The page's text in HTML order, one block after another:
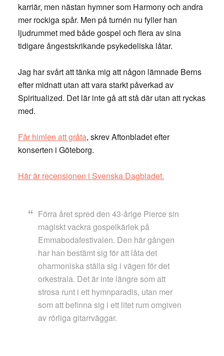
karriär, men nästan hymner som Harmony och andra
mer rockiga spår. Men på turnén nu fyller han
ljudrummet med både gospel och flera av sina
tidigare ångestskrikande psykedeliska låtar.
Jag har svårt att tänka mig att någon lämnade Berns
efter midnatt utan att vara starkt påverkad av
Spiritualized. Det lär inte gå att stå där utan att ryckas
med.
Får himlen att gråta, skrev Aftonbladet efter
konserten i Göteborg.
Här är recensionen i Svenska Dagbladet.
Förra året spred den 43-årige Pierce sin
magiskt vackra gospelkärlek på
Emmabodafestivalen. Den här gången
har han bestämt sig för att låta det
oharmoniska ställa sig i vägen för det
orkestrala. Det är inte längre som att
strosa runt i ett hymnparadis, utan mer
som att befinna sig i ett litet rum omgiven
av rörliga gitarrväggar.